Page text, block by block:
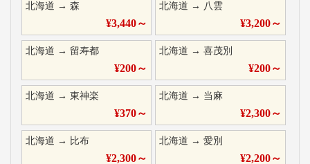
北海道 → 森
¥3,440～
北海道 → 八雲
¥3,200～
北海道 → 留寿都
¥200～
北海道 →喜茂別
¥200～
北海道 → 東神楽
¥370～
北海道 → 当麻
¥2,300～
北海道 → 比布
¥2,300～
北海道 →愛別
¥2,200～